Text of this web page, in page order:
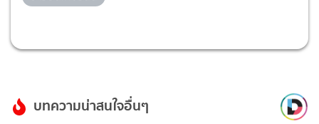
บทความน่าสนใจอื่นๆ